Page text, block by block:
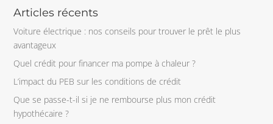
Articles récents
Voiture électrique : nos conseils pour trouver le prêt le plus
avantageux
Quel crédit pour financer ma pompe à chaleur ?
L’impact du PEB sur les conditions de crédit
Que se passe-t-il si je ne rembourse plus mon crédit
hypothécaire ?